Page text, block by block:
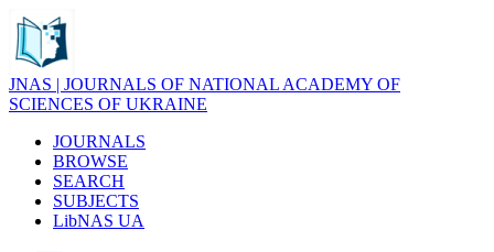
JNAS | JOURNALS OF NATIONAL ACADEMY OF
SCIENCES OF UKRAINE
JOURNALS
BROWSE
SEARCH
SUBJECTS
LibNAS UA